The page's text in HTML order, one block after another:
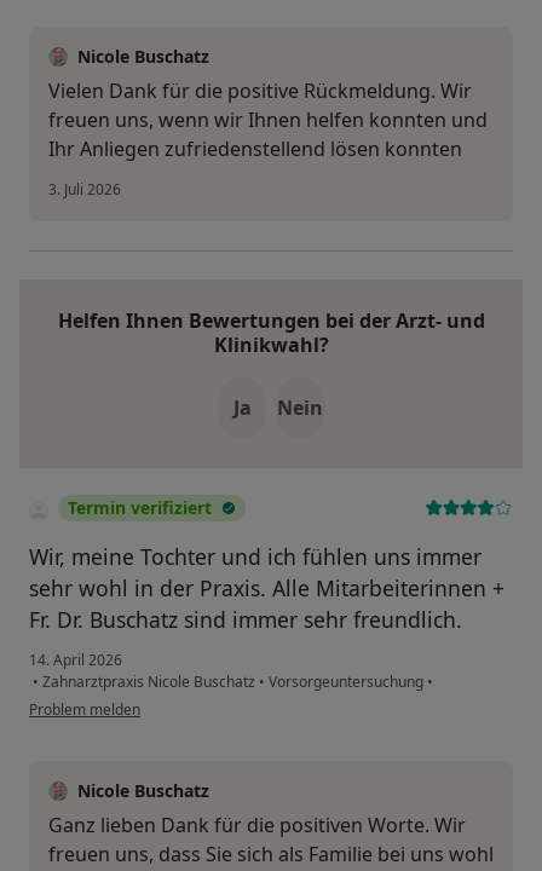
Nicole Buschatz
Vielen Dank für die positive Rückmeldung. Wir
freuen uns, wenn wir Ihnen helfen konnten und
Ihr Anliegen zufriedenstellend lösen konnten
3. Juli 2026
Helfen Ihnen Bewertungen bei der Arzt- und
Klinikwahl?
Ja Nein
Termin verifiziert
Wir, meine Tochter und ich fühlen uns immer
sehr wohl in der Praxis. Alle Mitarbeiterinnen +
Fr. Dr. Buschatz sind immer sehr freundlich.
14. April 2026
• Zahnarztpraxis Nicole Buschatz • Vorsorgeuntersuchung •
Problem melden
Nicole Buschatz
Ganz lieben Dank für die positiven Worte. Wir
freuen uns, dass Sie sich als Familie bei uns wohl